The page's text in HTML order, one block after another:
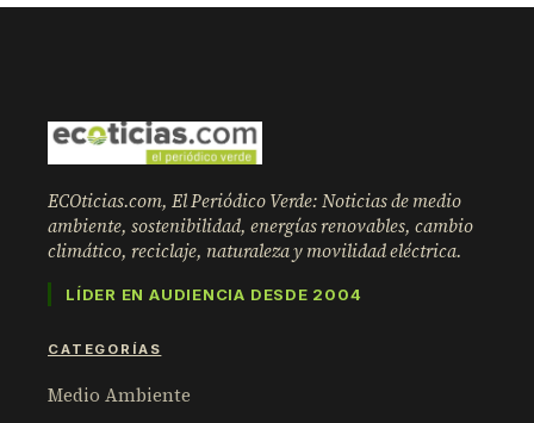
ECOticias.com, El Periódico Verde: Noticias de medio
ambiente, sostenibilidad, energías renovables, cambio
climático, reciclaje, naturaleza y movilidad eléctrica.
LÍDER EN AUDIENCIA DESDE 2004
CATEGORÍAS
Medio Ambiente